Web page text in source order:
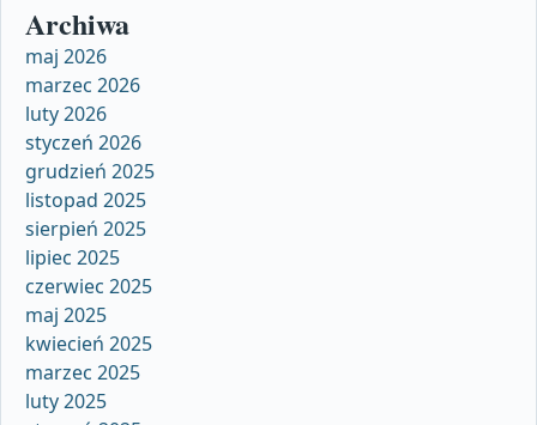
Archiwa
maj 2026
marzec 2026
luty 2026
styczeń 2026
grudzień 2025
listopad 2025
sierpień 2025
lipiec 2025
czerwiec 2025
maj 2025
kwiecień 2025
marzec 2025
luty 2025